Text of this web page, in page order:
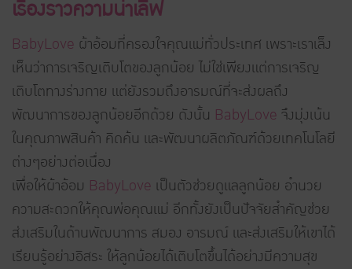
เรื่องราวความน่าเลิฟ
BabyLove ผ้าอ้อมที่ครองใจคุณแม่ทั่วประเทศ เพราะเราเล็ง
เห็นว่าการเจริญเติบโตของลูกน้อย ไม่ใช่เพียงแต่การเจริญ
เติบโตทางร่างกาย แต่ยังรวมถึงอารมณ์ที่จะส่งผลถึง
พัฒนาการของลูกน้อยอีกด้วย ดังนั้น BabyLove จึงมุ่งเน้น
ในคุณภาพสินค้า คิดค้น และพัฒนาผลิตภัณฑ์ด้วยเทคโนโลยี
ต่างๆอย่างต่อเนื่อง
เพื่อให้ผ้าอ้อม BabyLove เป็นตัวช่วยดูแลลูกน้อย อำนวย
ความสะดวกให้คุณพ่อคุณแม่ อีกทั้งยังเป็นปัจจัยสำคัญช่วย
ส่งเสริมในด้านพัฒนาการ สมอง อารมณ์ และส่งเสริมให้เขาได้
เรียนรู้อย่างอิสระ ให้ลูกน้อยได้เติบโตขึ้นได้อย่างมีความสุข